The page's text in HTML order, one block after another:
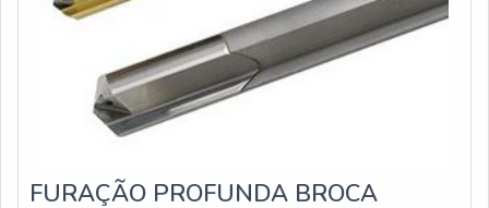
FURAÇÃO PROFUNDA BROCA